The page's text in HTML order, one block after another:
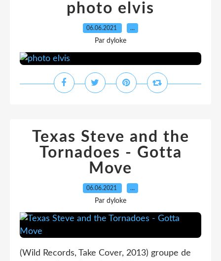
photo elvis
06.06.2021 …
Par dyloke
Texas Steve and the
Tornadoes - Gotta
Move
06.06.2021 …
Par dyloke
(Wild Records, Take Cover, 2013) groupe de